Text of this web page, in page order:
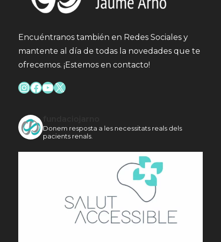
Encuéntranos también en Redes Sociales y
mantente al día de todas la novedades que te
ofrecemos. ¡Estemos en contacto!
Instagram
Facebook
YouTube
X
Donem resposta a les necessitats reals dels
pacients renals.